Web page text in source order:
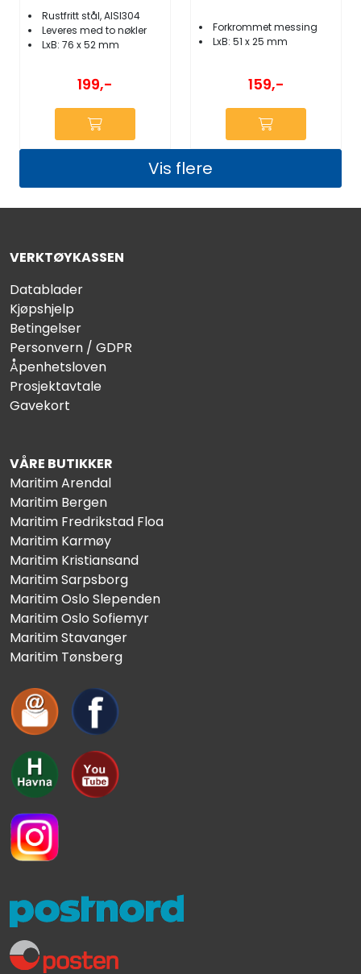
Rustfritt stål, AISI304
Leveres med to nøkler
LxB: 76 x 52 mm
199,-
Forkrommet messing
LxB: 51 x 25 mm
159,-
Vis flere
VERKTØYKASSEN
Datablader
Kjøpshjelp
Betingelser
Personvern / GDPR
Åpenhetsloven
Prosjektavtale
Gavekort
VÅRE BUTIKKER
Maritim Arendal
Maritim Bergen
Maritim Fredrikstad Floa
Maritim Karmøy
Maritim Kristiansand
Maritim Sarpsborg
Maritim Oslo Slependen
Maritim Oslo Sofiemyr
Maritim Stavanger
Maritim Tønsberg